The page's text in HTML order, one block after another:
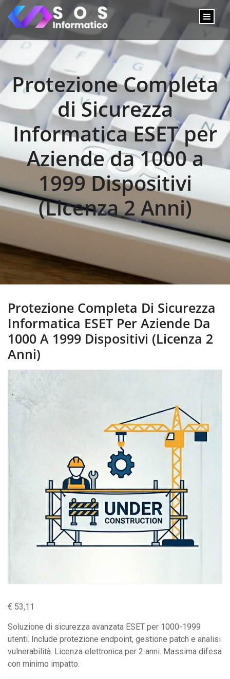
Protezione Completa
di Sicurezza
Informatica ESET per
Aziende da 1000 a
1999 Dispositivi
(Licenza 2 Anni)
Protezione Completa Di Sicurezza
Informatica ESET Per Aziende Da
1000 A 1999 Dispositivi (Licenza 2
Anni)
€ 53,11
Soluzione di sicurezza avanzata ESET per 1000-1999
utenti. Include protezione endpoint, gestione patch e analisi
vulnerabilità. Licenza elettronica per 2 anni. Massima difesa
con minimo impatto.